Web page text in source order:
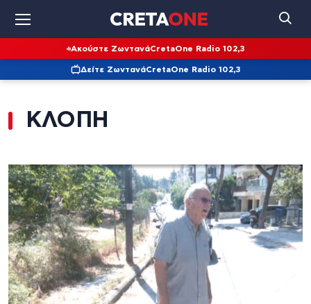
Ακούστε ΖωντανάCretaOne Radio 102,3
Δείτε ΖωντανάCretaOne Radio 102,3
ΚΛΟΠΗ